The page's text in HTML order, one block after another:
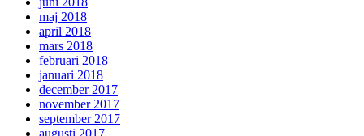
maj 2018
april 2018
mars 2018
februari 2018
januari 2018
december 2017
november 2017
september 2017
augusti 2017